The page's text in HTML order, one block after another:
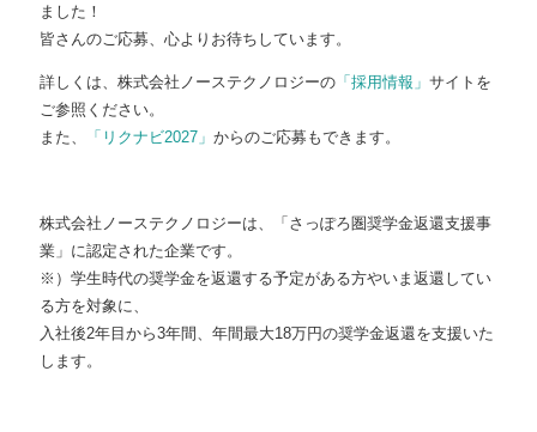
ました！
皆さんのご応募、心よりお待ちしています。
詳しくは、株式会社ノーステクノロジーの 「採用情報」 サイトを
ご参照ください。
また、
「リクナビ2027」 からのご応募もできます。
株式会社ノーステクノロジーは、「さっぽろ圏奨学金返還支援事
業」に認定された企業です。
※）学生時代の奨学金を返還する予定がある方やいま返還してい
る方を対象に、
入社後2年目から3年間、年間最大18万円の奨学金返還を支援いた
します。